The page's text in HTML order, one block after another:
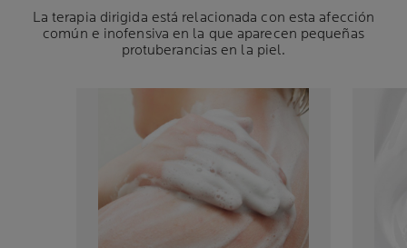
La terapia dirigida está relacionada con esta afección
común e inofensiva en la que aparecen pequeñas
protuberancias en la piel.